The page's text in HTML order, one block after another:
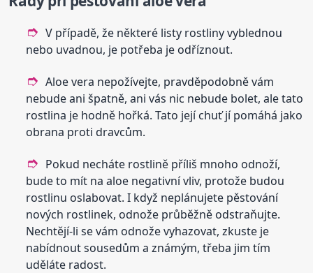
V případě, že některé listy rostliny vyblednou
nebo uvadnou, je potřeba je odříznout.
Aloe vera nepožívejte, pravděpodobně vám
nebude ani špatně, ani vás nic nebude bolet, ale tato
rostlina je hodně hořká. Tato její chuť jí pomáhá jako
obrana proti dravcům.
Pokud necháte rostlině příliš mnoho odnoží,
bude to mít na aloe negativní vliv, protože budou
rostlinu oslabovat. I když neplánujete pěstování
nových rostlinek, odnože průběžně odstraňujte.
Nechtějí-li se vám odnože vyhazovat, zkuste je
nabídnout sousedům a známým, třeba jim tím
uděláte radost.